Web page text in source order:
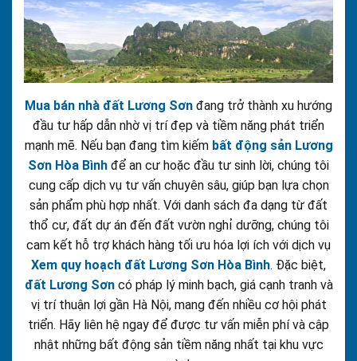
Mua bán nhà đất Lương Sơn đang trở thành xu hướng
đầu tư hấp dẫn nhờ vị trí đẹp và tiềm năng phát triển
mạnh mẽ. Nếu bạn đang tìm kiếm bất động sản Lương
Sơn Hòa Bình để an cư hoặc đầu tư sinh lời, chúng tôi
cung cấp dịch vụ tư vấn chuyên sâu, giúp bạn lựa chọn
sản phẩm phù hợp nhất. Với danh sách đa dạng từ đất
thổ cư, đất dự án đến đất vườn nghỉ dưỡng, chúng tôi
cam kết hỗ trợ khách hàng tối ưu hóa lợi ích với dịch vụ
Xem quy hoạch đất Lương Sơn Hòa Bình. Đặc biệt,
đất Lương Sơncó pháp lý minh bạch, giá cạnh tranh và
vị trí thuận lợi gần Hà Nội, mang đến nhiều cơ hội phát
triển. Hãy liên hệ ngay để được tư vấn miễn phí và cập
nhật những bất động sản tiềm năng nhất tại khu vực